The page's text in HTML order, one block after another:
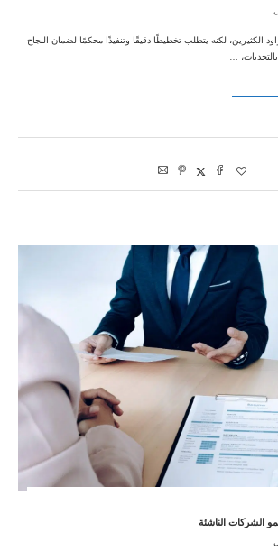
الكثيرين، لكنه يتطلب تخطيطًا دقيقًا وتنفيذًا محكمًا لضمان النجاح
…